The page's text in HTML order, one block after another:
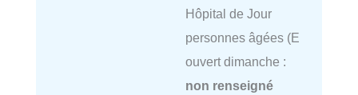
Hôpital de Jour
personnes âgées (E
ouvert dimanche :
non renseigné